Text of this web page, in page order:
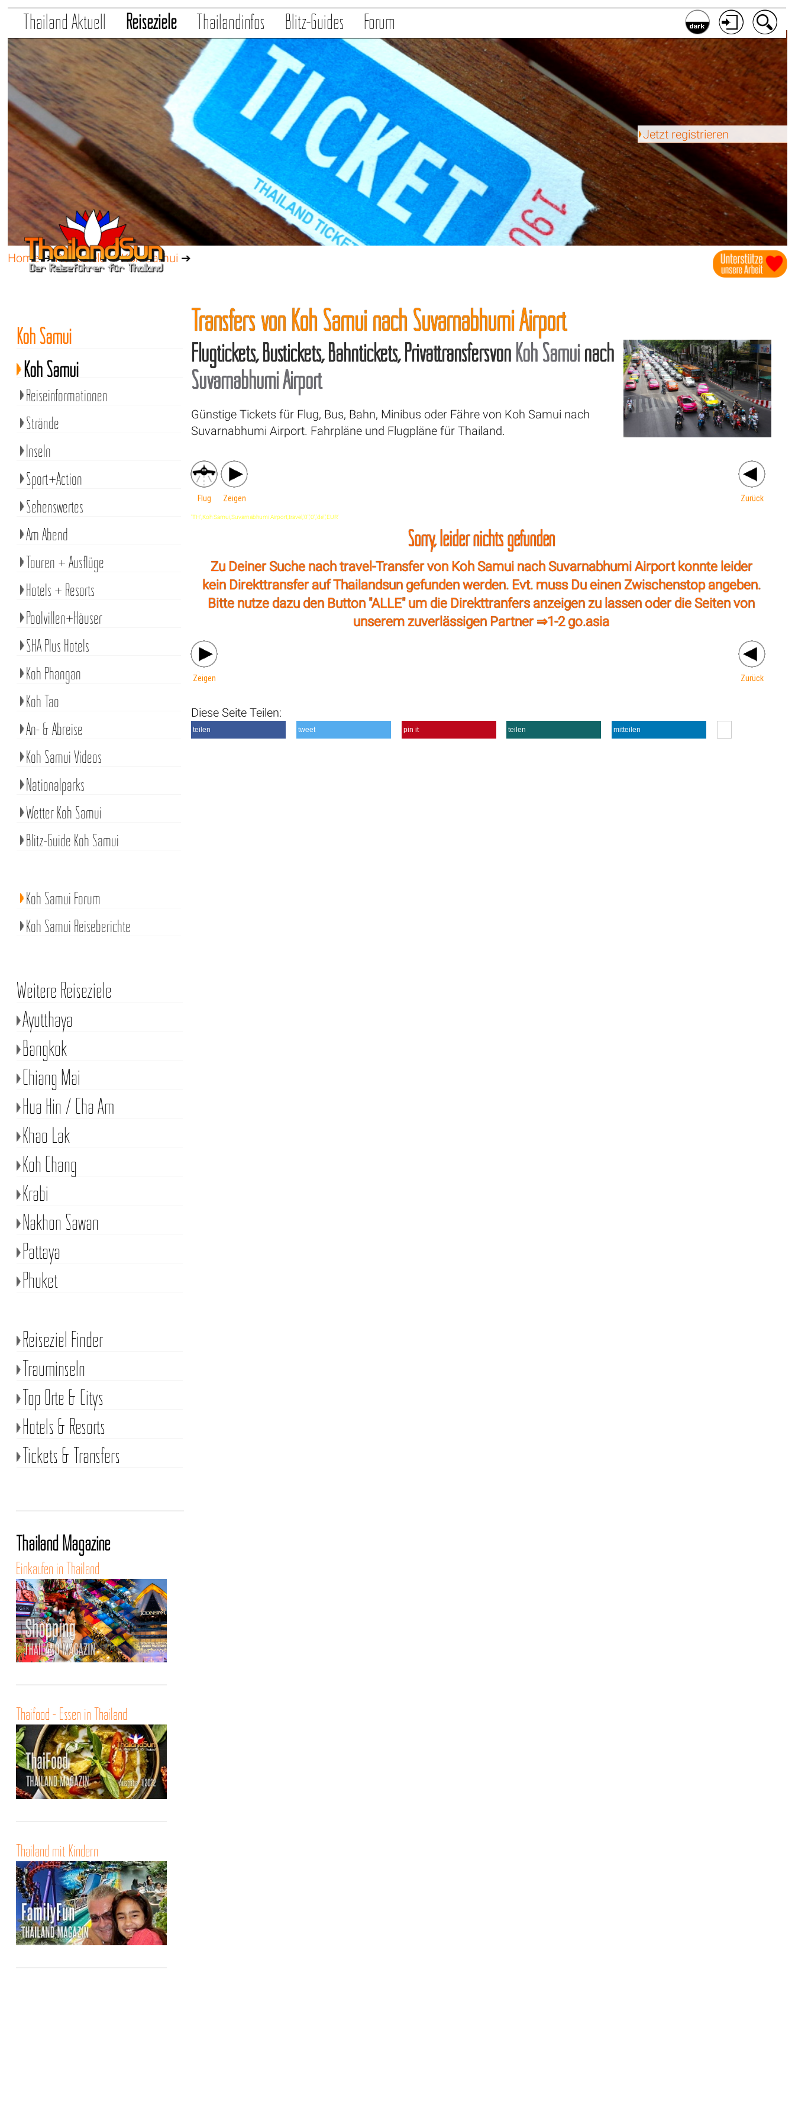
Thailand Aktuell Reiseziele Thailandinfos Blitz-Guides Forum
Jetzt registrieren
Home➔Reiseziele➔Koh Samui ➔
Transfers von Koh Samui nach Suvarnabhumi Airport
Flugtickets, Bustickets, Bahntickets, Privattransfersvon Koh Samuinach
Suvarnabhumi Airport
Günstige Tickets für Flug, Bus, Bahn, Minibus oder Fähre von Koh Samui nach
Suvarnabhumi Airport. Fahrpläne und Flugpläne für Thailand.
Flug Zeigen Zurück
'TH',Koh Samui,Suvarnabhumi Airport,travel,'0','0','de','EUR'
Sorry, leider nichts gefunden
Zu Deiner Suche nach travel-Transfer von Koh Samui nach Suvarnabhumi Airport konnte leider
kein Direkttransfer auf Thailandsun gefunden werden. Evt. muss Du einen Zwischenstop angeben.
Bitte nutze dazu den Button "ALLE" um die Direkttranfers anzeigen zu lassen oder die Seiten von
unserem zuverlässigen Partner ⇒1-2 go.asia
Zeigen Zurück
Diese Seite Teilen:
teilen tweet pin it teilen mitteilen
Koh Samui
Koh Samui
Reiseinformationen
Strände
Inseln
Sport+Action
Sehenswertes
Am Abend
Touren + Ausflüge
Hotels + Resorts
Poolvillen+Häuser
SHA Plus Hotels
Koh Phangan
Koh Tao
An- & Abreise
Koh Samui Videos
Nationalparks
Wetter Koh Samui
Blitz-Guide Koh Samui
Koh Samui Forum
Koh Samui Reiseberichte
Weitere Reiseziele
Ayutthaya
Bangkok
Chiang Mai
Hua Hin / Cha Am
Khao Lak
Koh Chang
Krabi
Nakhon Sawan
Pattaya
Phuket
Reiseziel Finder
Trauminseln
Top Orte & Citys
Hotels & Resorts
Tickets & Transfers
Thailand Magazine
Einkaufen in Thailand
Thaifood - Essen in Thailand
Thailand mit Kindern